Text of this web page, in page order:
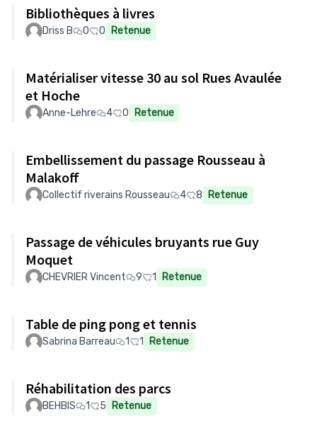
Bibliothèques à livres
Driss B 0 0 Retenue
Matérialiser vitesse 30 au sol Rues Avaulée
et Hoche
Anne-Lehre 4 0 Retenue
Embellissement du passage Rousseau à
Malakoff
Collectif riverains Rousseau 4 8 Retenue
Passage de véhicules bruyants rue Guy
Moquet
CHEVRIER Vincent 9 1 Retenue
Table de ping pong et tennis
Sabrina Barreau 1 1 Retenue
Réhabilitation des parcs
BEHBIS 1 5 Retenue